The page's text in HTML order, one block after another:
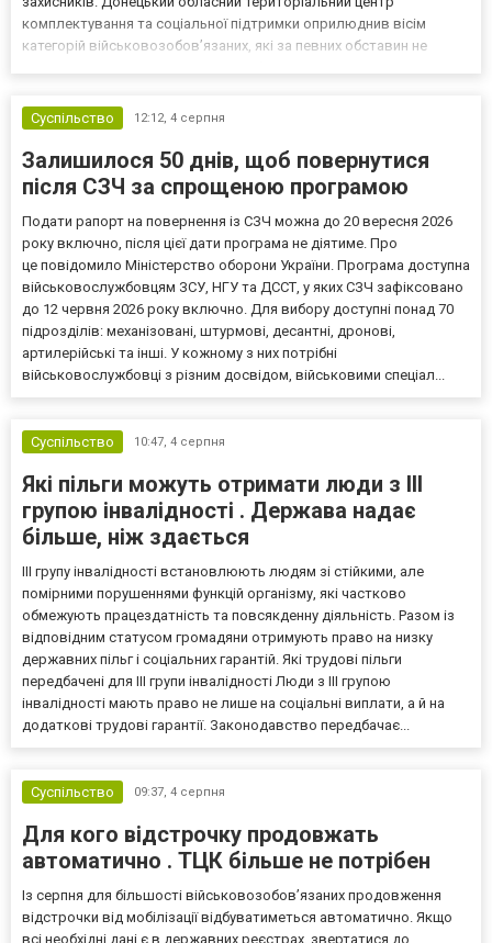
комплектування та соціальної підтримки оприлюднив вісім
категорій військовозобов’язаних, які за певних обставин не
Суспільство
12:12, 4 серпня
Залишилося 50 днів, щоб повернутися
після СЗЧ за спрощеною програмою
Подати рапорт на повернення із СЗЧ можна до 20 вересня 2026
року включно, після цієї дати програма не діятиме. Про
це повідомило Міністерство оборони України. Програма доступна
військовослужбовцям ЗСУ, НГУ та ДССТ, у яких СЗЧ зафіксовано
до 12 червня 2026 року включно. Для вибору доступні понад 70
підрозділів: механізовані, штурмові, десантні, дронові,
артилерійські та інші. У кожному з них потрібні
військовослужбовці з різним досвідом, військовими спеціал...
Суспільство 10:47, 4 серпня
Які пільги можуть отримати люди з III
групою інвалідності . Держава надає
більше, ніж здається
III групу інвалідності встановлюють людям зі стійкими, але
помірними порушеннями функцій організму, які частково
обмежують працездатність та повсякденну діяльність. Разом із
відповідним статусом громадяни отримують право на низку
державних пільг і соціальних гарантій. Які трудові пільги
передбачені для III групи інвалідності Люди з III групою
інвалідності мають право не лише на соціальні виплати, а й на
додаткові трудові гарантії. Законодавство передбачає...
Суспільство 09:37, 4 серпня
Для кого відстрочку продовжать
автоматично . ТЦК більше не потрібен
Із серпня для більшості військовозобов’язаних продовження
відстрочки від мобілізації відбуватиметься автоматично. Якщо
всі необхідні дані є в державних реєстрах, звертатися до